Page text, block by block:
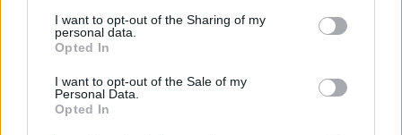
I want to opt-out of the Sharing of my
personal data.
Opted In
I want to opt-out of the Sale of my
Personal Data.
Opted In
LETTERATURA LATINA